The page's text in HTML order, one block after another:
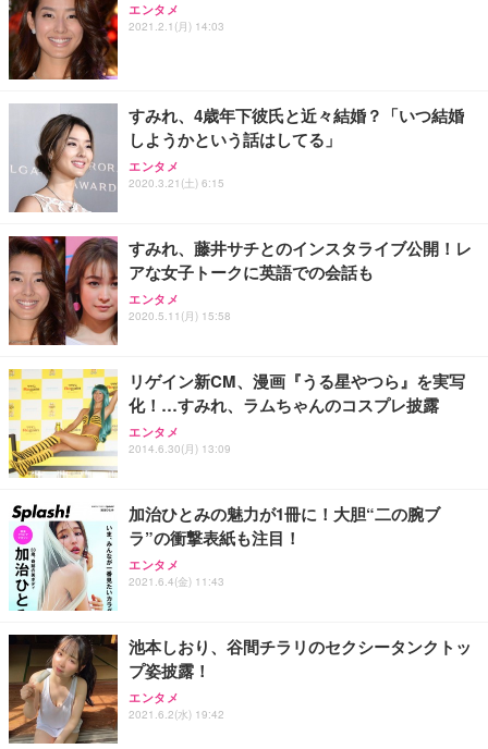
Sezlife オフィスチェア デスクチェア 疲れない テレ
ョン PCチェア 通気性メッシュ ゲーミング/勉強/事
務用 おしゃれ パソコンチェア (ブラック)
Sezlife オフィスチェア デスクチェア 疲れない テレ
ワーク チェア 強化バックレスト 30度ロッキング機
能 人間工学 椅子 腰サポート 90度跳ね上げ式アーム
務用 おしゃれ パソコンチェア (ホワイト)
ANDWINT オフィスチェア デスクチェア 肘なし メ
ッシュ 通気性 ランバーサポート付き 腰サポート ガ
ス圧無段階昇降 360度回転 キャスター付き コンパク
【純正品】27"ゲーミングモニター DualSense 充電
【整備済み品】Dell E2724HS 27インチ 液晶モニタ
ー フルHD（1920×1080）VA 非光沢 HDMI/DisplayP
ort/VGA スピーカー内蔵 高さ調整 スイベル VESA対
【MiniLED/24.5inch/280Hz/FHD】GRAPHT THE S
HOOTER Gaming Monitor 24” Essential ゲーミン
グモニター QD 24.5インチ 1ms FHD 量子ドット 残
ネオ・ルーライフ ネオ・オムツ L 中型犬用 26枚入
Smart Basic(スマートベーシック) 【Amazon.co.jp
限定】 Smart Basic アイリスオーヤマ ペットシーツ
超厚型 お徳用 ワイド 100枚入 (x 1) (ケース販売)
アイリスオーヤマ ペットシーツ 超厚型 お徳用 レギ
ュラー 200枚入【Amazon.co.jp限定】
エンタメ
2021.2.1(月) 14:03
すみれ、4歳年下彼氏と近々結婚？「いつ結婚
しようかという話はしてる」
エンタメ
2020.3.21(土) 6:15
すみれ、藤井サチとのインスタライブ公開！レ
アな女子トークに英語での会話も
エンタメ
2020.5.11(月) 15:58
リゲイン新CM、漫画『うる星やつら』を実写
化！…すみれ、ラムちゃんのコスプレ披露
エンタメ
2014.6.30(月) 13:09
加治ひとみの魅力が1冊に！大胆“二の腕ブ
ラ”の衝撃表紙も注目！
エンタメ
2021.6.4(金) 11:43
池本しおり、谷間チラリのセクシータンクトッ
プ姿披露！
エンタメ
2021.6.2(水) 19:42